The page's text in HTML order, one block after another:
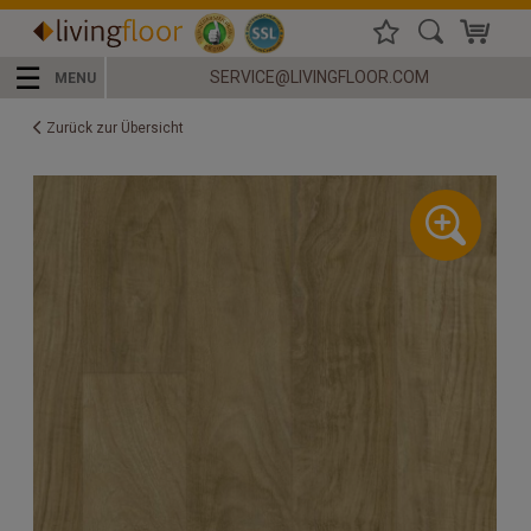
☰ MENU SERVICE@LIVINGFLOOR.COM
Zurück zur Übersicht